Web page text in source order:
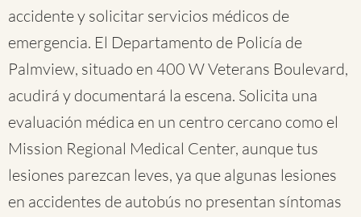
accidente y solicitar servicios médicos de
emergencia. El Departamento de Policía de
Palmview, situado en 400 W Veterans Boulevard,
acudirá y documentará la escena. Solicita una
evaluación médica en un centro cercano como el
Mission Regional Medical Center, aunque tus
lesiones parezcan leves, ya que algunas lesiones
en accidentes de autobús no presentan síntomas